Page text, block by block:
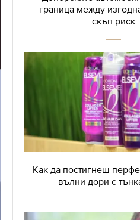
граница между
скъп риск
Как да постигнеш
вълни дори с